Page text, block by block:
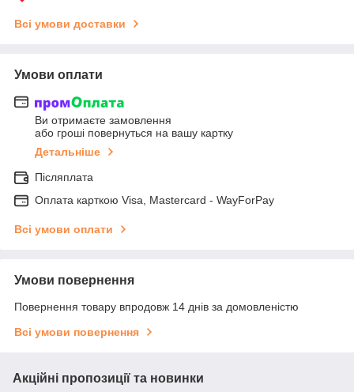
Всі умови доставки
Умови оплати
Ви отримаєте замовлення
або гроші повернуться на вашу картку
Детальніше
Післяплата
Оплата карткою Visa, Mastercard - WayForPay
Всі умови оплати
Умови повернення
Повернення товару впродовж 14 днів за домовленістю
Всі умови повернення
Акційні пропозиції та новинки